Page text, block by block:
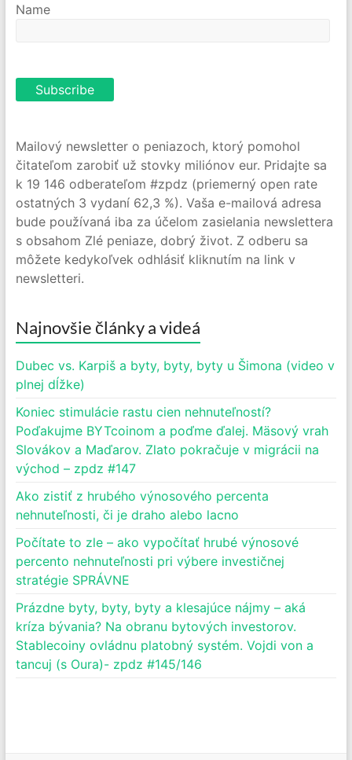
Name
Mailový newsletter o peniazoch, ktorý pomohol
čitateľom zarobiť už stovky miliónov eur. Pridajte sa
k 19 146 odberateľom #zpdz (priemerný open rate
ostatných 3 vydaní 62,3 %). Vaša e-mailová adresa
bude používaná iba za účelom zasielania newslettera
s obsahom Zlé peniaze, dobrý život. Z odberu sa
môžete kedykoľvek odhlásiť kliknutím na link v
newsletteri.
Najnovšie články a videá
Dubec vs. Karpiš a byty, byty, byty u Šimona (video v
plnej dĺžke)
Koniec stimulácie rastu cien nehnuteľností?
Poďakujme BYTcoinom a poďme ďalej. Mäsový vrah
Slovákov a Maďarov. Zlato pokračuje v migrácii na
východ – zpdz #147
Ako zistiť z hrubého výnosového percenta
nehnuteľnosti, či je draho alebo lacno
Počítate to zle – ako vypočítať hrubé výnosové
percento nehnuteľnosti pri výbere investičnej
stratégie SPRÁVNE
Prázdne byty, byty, byty a klesajúce nájmy – aká
kríza bývania? Na obranu bytových investorov.
Stablecoiny ovládnu platobný systém. Vojdi von a
tancuj (s Oura)- zpdz #145/146